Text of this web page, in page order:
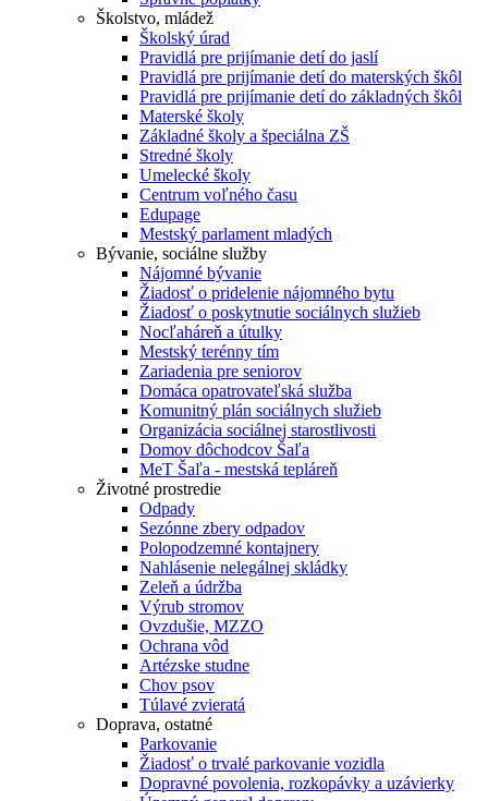
Školstvo, mládež
Školský úrad
Pravidlá pre prijímanie detí do jaslí
Pravidlá pre prijímanie detí do materských škôl
Pravidlá pre prijímanie detí do základných škôl
Materské školy
Základné školy a špeciálna ZŠ
Stredné školy
Umelecké školy
Centrum voľného času
Edupage
Mestský parlament mladých
Bývanie, sociálne služby
Nájomné bývanie
Žiadosť o pridelenie nájomného bytu
Žiadosť o poskytnutie sociálnych služieb
Nocľaháreň a útulky
Mestský terénny tím
Zariadenia pre seniorov
Domáca opatrovateľská služba
Komunitný plán sociálnych služieb
Organizácia sociálnej starostlivosti
Domov dôchodcov Šaľa
MeT Šaľa - mestská tepláreň
Životné prostredie
Odpady
Sezónne zbery odpadov
Polopodzemné kontajnery
Nahlásenie nelegálnej skládky
Zeleň a údržba
Výrub stromov
Ovzdušie, MZZO
Ochrana vôd
Artézske studne
Chov psov
Túlavé zvieratá
Doprava, ostatné
Parkovanie
Žiadosť o trvalé parkovanie vozidla
Dopravné povolenia, rozkopávky a uzávierky